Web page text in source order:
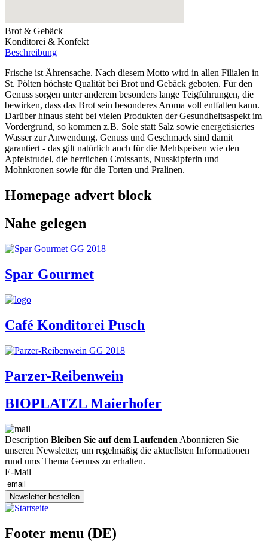
Brot & Gebäck
Konditorei & Konfekt
Beschreibung
Frische ist Ährensache. Nach diesem Motto wird in allen Filialen in
St. Pölten höchste Qualität bei Brot und Gebäck geboten. Für den
Genuss sorgen unter anderem besonders lange Teigführungen, die
bewirken, dass das Brot sein besonderes Aroma voll entfalten kann.
Darüber hinaus steht bei vielen Produkten der Gesundheitsaspekt im
Vordergrund, so kommen z.B. Sole statt Salz sowie energetisiertes
Wasser zur Anwendung. Genuss und Geschmack sind damit
garantiert - das gilt natürlich auch für die Mehlspeisen wie den
Apfelstrudel, die herrlichen Croissants, Nusskipferln und
Mohnkronen sowie für die Torten und Pralinen.
Homepage advert block
Nahe gelegen
Spar Gourmet
Café Konditorei Pusch
Parzer-Reibenwein
BIOPLATZL Maierhofer
Description Bleiben Sie auf dem Laufenden Abonnieren Sie
unseren Newsletter, um regelmäßig die aktuellsten Informationen
rund ums Thema Genuss zu erhalten.
E-Mail
Newsletter bestellen
Footer menu (DE)